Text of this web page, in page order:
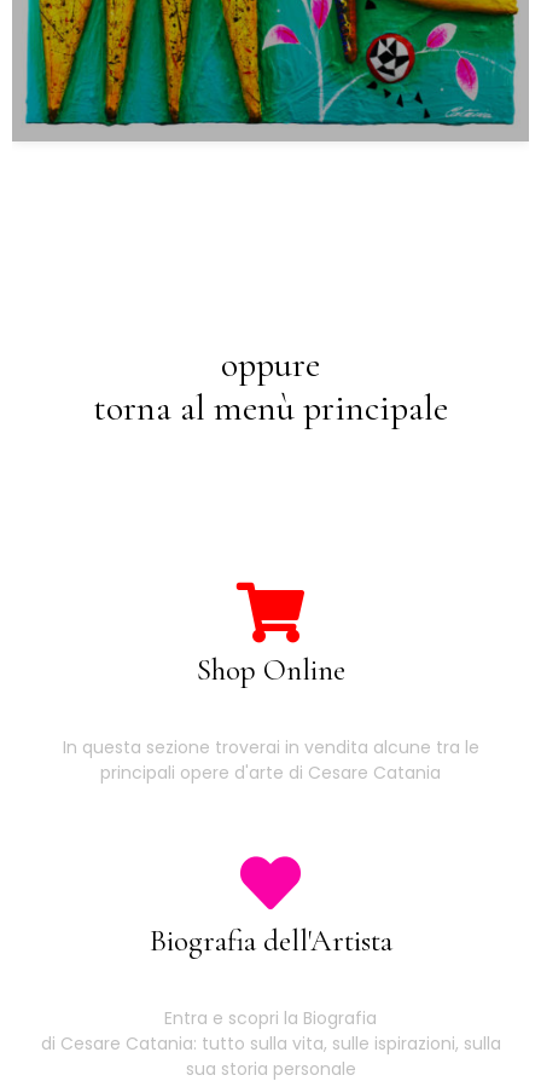
oppure
torna al menù principale
Shop Online
In questa sezione troverai in vendita alcune tra le
principali opere d'arte di Cesare Catania
Biografia dell'Artista
Entra e scopri la Biografia
di Cesare Catania: tutto sulla vita, sulle ispirazioni, sulla
sua storia personale